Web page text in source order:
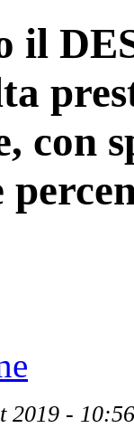
il
con
2019 - 10:56